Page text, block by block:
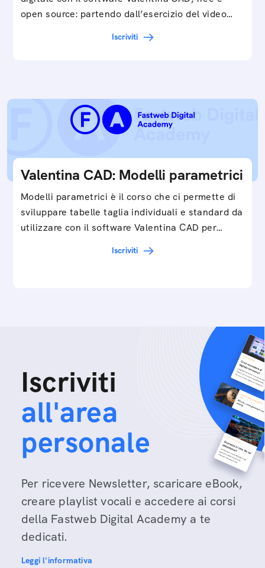
open source: partendo dall’esercizio del video…
Iscriviti
Valentina CAD: Modelli parametrici
Modelli parametrici è il corso che ci permette di
sviluppare tabelle taglia individuali e standard da
utilizzare con il software Valentina CAD per…
Iscriviti
Iscriviti
all'area
personale
Per ricevere Newsletter, scaricare eBook,
creare playlist vocali e accedere ai corsi
della Fastweb Digital Academy a te
dedicati.
Leggi l'informativa